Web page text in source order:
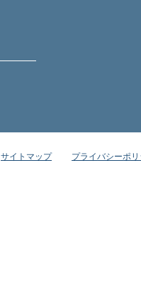
サイトマップ プライバシーポ